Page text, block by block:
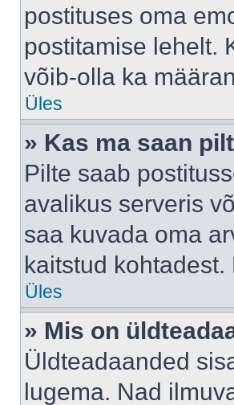
postituses oma
postitamise lehelt.
võib-olla ka
Üles
» Kas ma saan
Pilte saab
avalikus serveris
saa kuvada oma
kaitstud
Üles
» Mis on
Üldteadaanded
lugema. Nad